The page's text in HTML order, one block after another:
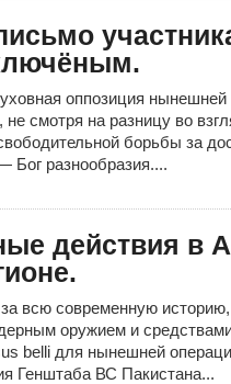
оппозиция нынешней
смотря на разницу во
борьбы за
разнообразия....
действия в
всю современную
оружием и
belli для нынешней
Генштаба ВС Пакистана...